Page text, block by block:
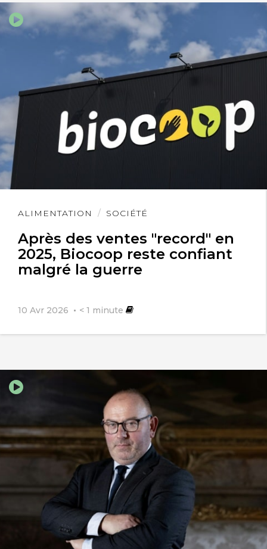
ALIMENTATION SOCIÉTÉ
Après des ventes "record" en
2025, Biocoop reste confiant
malgré la guerre
10 Avr 2026 < 1 minute
Lire